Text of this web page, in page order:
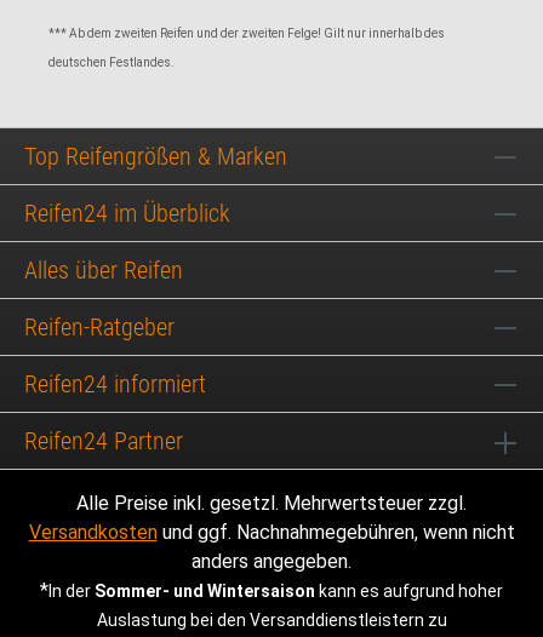
*** Ab dem zweiten Reifen und der zweiten Felge! Gilt nur innerhalb des
deutschen Festlandes.
Top Reifengrößen & Marken
Reifen24 im Überblick
Alles über Reifen
Reifen-Ratgeber
Reifen24 informiert
Reifen24 Partner
Alle Preise inkl. gesetzl. Mehrwertsteuer zzgl.
Versandkostenund ggf. Nachnahmegebühren, wenn nicht
anders angegeben.
*In der Sommer- und Wintersaison kann es aufgrund hoher
Auslastung bei den Versanddienstleistern zu